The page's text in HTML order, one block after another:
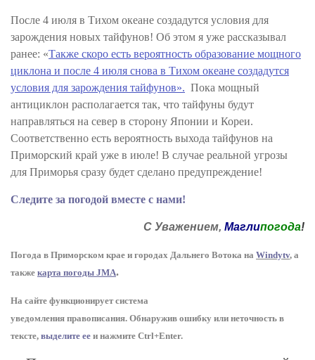
После 4 июля в Тихом океане создадутся условия для
зарождения новых тайфунов! Об этом я уже рассказывал
ранее: «Также скоро есть вероятность образование мощного
циклона и после 4 июля снова в Тихом океане создадутся
условия для зарождения тайфунов». Пока мощный
антициклон располагается так, что тайфуны будут
направляться на север в сторону Японии и Кореи.
Соответственно есть вероятность выхода тайфунов на
Приморский край уже в июле! В случае реальной угрозы
для Приморья сразу будет сделано предупреждение!
Следите за погодой вместе с нами!
С Уважением, Маглипогода!
Погода в Приморском крае и городах Дальнего Вотока на Windytv, а
также карта погоды JMA.
На сайте функционирует система
уведомления правописания. Обнаружив ошибку или неточность в
тексте, выделите ее и нажмите Ctrl+Enter.